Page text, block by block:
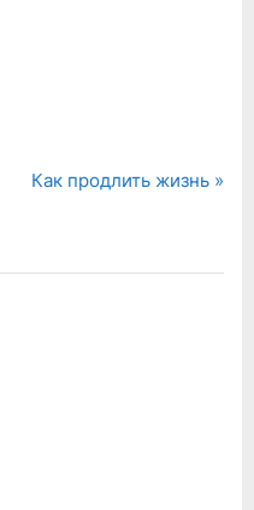
N
t
Как продлить жизнь